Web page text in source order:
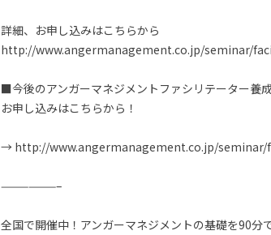
詳細、お申し込みはこちらから
http://www.angermanagement.co.jp/seminar/
■今後のアンガーマネジメントファシリテーター養
お申し込みはこちらから！
→ http://www.angermanagement.co.jp/
——————–
全国で開催中！アンガーマネジメントの基礎を90分